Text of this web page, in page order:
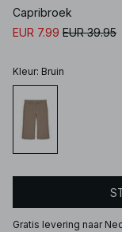
Capribroek
EUR 7.99 EUR 39.95
Kleur: Bruin
Gratis levering naar